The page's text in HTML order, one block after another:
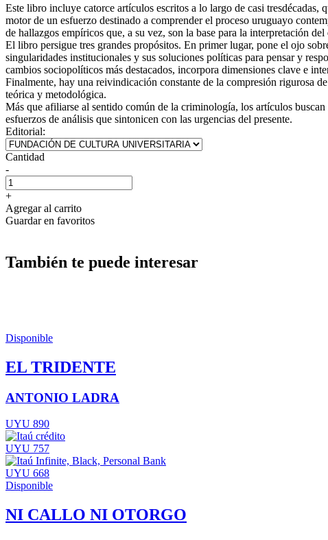
Este libro incluye catorce artículos escritos a lo largo de casi
motor de un esfuerzo destinado a comprender el proceso uruguayo
de hallazgos empíricos que, a su vez, son la base para la interpretación del
El libro persigue tres grandes propósitos. En primer lugar, pone el ojo
singularidades institucionales y sus soluciones políticas para pensar y
cambios sociopolíticos más destacados, incorpora dimensiones clave e
Finalmente, hay una reivindicación constante de la compresión rigurosa
teórica y metodológica.
Más que afiliarse al sentido común de la criminología, los artículos
esfuerzos de análisis que sintonicen con las urgencias del presente.
Editorial:
Cantidad
-
+
Agregar al carrito
Guardar en favoritos
También te puede interesar
Disponible
EL TRIDENTE
ANTONIO LADRA
UYU 890
UYU 757
UYU 668
Disponible
NI CALLO NI OTORGO